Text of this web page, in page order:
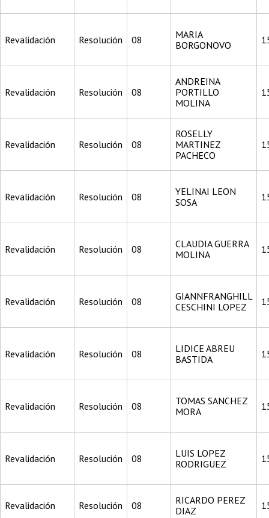
Revalidación Resolución 08
MARIA
BORGONOVO
Revalidación Resolución 08
ANDREINA
PORTILLO
MOLINA
Revalidación Resolución 08
ROSELLY
MARTINEZ
PACHECO
Revalidación Resolución 08
YELINAI LEON
SOSA
Revalidación Resolución 08
CLAUDIA GUERRA
MOLINA
Revalidación Resolución 08
GIANNFRANGHILL
CESCHINI LOPEZ
Revalidación Resolución 08
LIDICE ABREU
BASTIDA
Revalidación Resolución 08
TOMAS SANCHEZ
MORA
Revalidación Resolución 08
LUIS LOPEZ
RODRIGUEZ
Revalidación Resolución 08
RICARDO PEREZ
DIAZ